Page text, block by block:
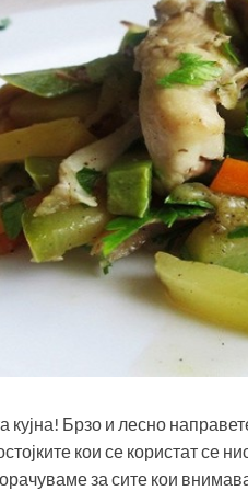
кујна! Брзо и лесно
кои се користат се
за сите кои